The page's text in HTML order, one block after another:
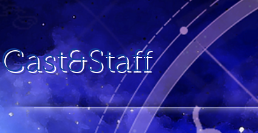
Cast&Staff